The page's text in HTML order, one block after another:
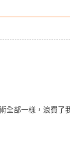
全部一樣，浪費了